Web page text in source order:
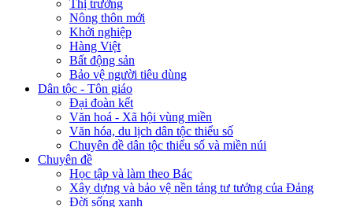
Thị trường
Nông thôn mới
Khởi nghiệp
Hàng Việt
Bất động sản
Bảo vệ người tiêu dùng
Dân tộc - Tôn giáo
Đại đoàn kết
Văn hoá - Xã hội vùng miền
Văn hóa, du lịch dân tộc thiểu số
Chuyên đề dân tộc thiểu số và miền núi
Chuyên đề
Học tập và làm theo Bác
Xây dựng và bảo vệ nền tảng tư tưởng của Đảng
Đời sống xanh